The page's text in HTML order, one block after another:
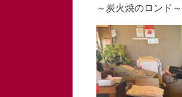
～炭火焼のロンド～